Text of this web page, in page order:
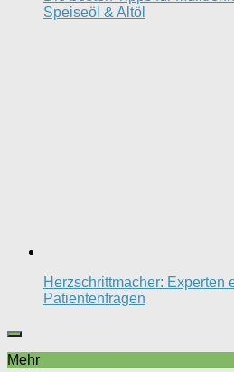
Speiseöl & Altöl
Herzschrittmacher: Experten
Patientenfragen
Mehr